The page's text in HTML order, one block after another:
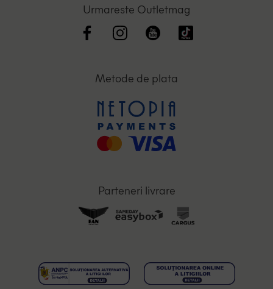
Urmareste Outletmag
Metode de plata
Parteneri livrare